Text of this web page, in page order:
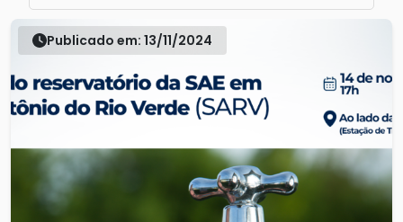
Publicado em: 13/11/2024